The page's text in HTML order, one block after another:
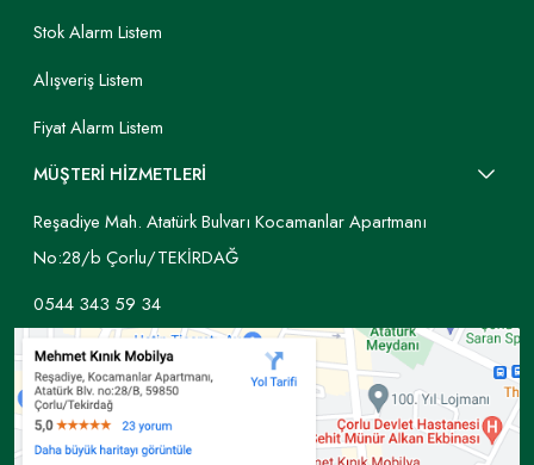
Stok Alarm Listem
Alışveriş Listem
Fiyat Alarm Listem
MÜŞTERİ HİZMETLERİ
Reşadiye Mah. Atatürk Bulvarı Kocamanlar Apartmanı
No:28/b Çorlu/TEKİRDAĞ
0544 343 59 34